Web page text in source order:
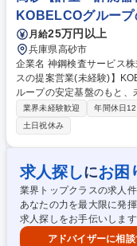
め、技術者出身の在籍者が多いです。 募集職種 K624
における原価管理】高精度
KOBELCOグルー
月給25万円以上
兵庫県高砂市
企業名 神鋼検査サービス株式会社 求人名 高砂【計量・
スの提案営業(未経験)】KOBELCOグ
ループの安定基盤のもと
営業（出張あり）です。
いった手軽な軽作業からスタートで
「正しく測る」ための校
成などの簡単な事務や、
ート。仕事の流れを少し
のコツを学べます。デス
バランスよくこなすため、飽
高砂【計量・計測器校正
プの安定
業界未経験歓迎 年間休日
土日祝休み
求人探しにお困
業界トップクラスの求人
あなたの力を最大限に発
求人探しをお手伝いします
アドバイザーに相談